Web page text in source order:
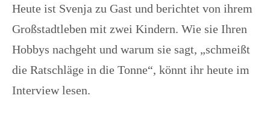
Heute ist Svenja zu Gast und berichtet von ihrem
Großstadtleben mit zwei Kindern. Wie sie Ihren
Hobbys nachgeht und warum sie sagt, „schmeißt
die Ratschläge in die Tonne“, könnt ihr heute im
Interview lesen.